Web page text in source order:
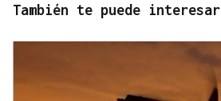
También te puede interesar